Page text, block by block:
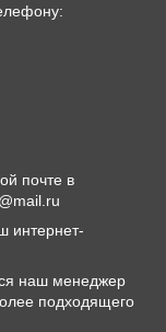
почте в
интернет-
наш менеджер
подходящего